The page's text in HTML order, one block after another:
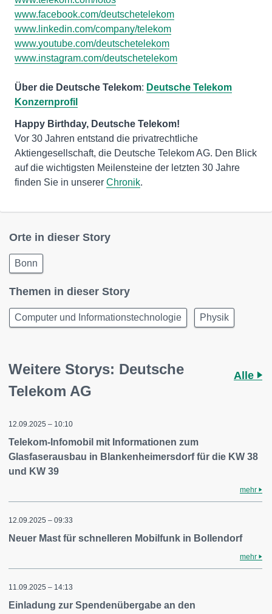
www.facebook.com/deutschetelekom
www.linkedin.com/company/telekom
www.youtube.com/deutschetelekom
www.instagram.com/deutschetelekom
Über die Deutsche Telekom: Deutsche Telekom
Konzernprofil
Vor 30 Jahren entstand die privatrechtliche
Aktiengesellschaft, die Deutsche Telekom AG. Den Blick
auf die wichtigsten Meilensteine der letzten 30 Jahre
finden Sie in unserer Chronik.
Orte in dieser Story
Bonn
Themen in dieser Story
Computer und Informationstechnologie Physik
Weitere Storys: Deutsche
Telekom AG
Alle
12.09.2025 – 10:10
Telekom-Infomobil mit Informationen zum
Glasfaserausbau in Blankenheimersdorf für die KW 38
und KW 39
mehr
12.09.2025 – 09:33
Neuer Mast für schnelleren Mobilfunk in Bollendorf
mehr
11.09.2025 – 14:13
Einladung zur Spendenübergabe an den